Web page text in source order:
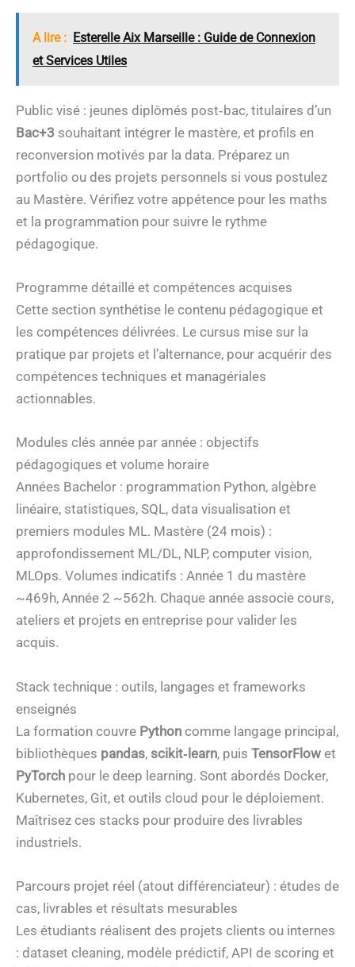
A lire : Esterelle Aix Marseille : Guide de Connexion
et Services Utiles
Public visé : jeunes diplômés post‑bac, titulaires d’un
Bac+3 souhaitant intégrer le mastère, et profils en
reconversion motivés par la data. Préparez un
portfolio ou des projets personnels si vous postulez
au Mastère. Vérifiez votre appétence pour les maths
et la programmation pour suivre le rythme
pédagogique.
Programme détaillé et compétences acquises
Cette section synthétise le contenu pédagogique et
les compétences délivrées. Le cursus mise sur la
pratique par projets et l’alternance, pour acquérir des
compétences techniques et managériales
actionnables.
Modules clés année par année : objectifs
pédagogiques et volume horaire
Années Bachelor : programmation Python, algèbre
linéaire, statistiques, SQL, data visualisation et
premiers modules ML. Mastère (24 mois) :
approfondissement ML/DL, NLP, computer vision,
MLOps. Volumes indicatifs : Année 1 du mastère
~469h, Année 2 ~562h. Chaque année associe cours,
ateliers et projets en entreprise pour valider les
acquis.
Stack technique : outils, langages et frameworks
enseignés
La formation couvre Python comme langage principal,
bibliothèques pandas, scikit‑learn, puis TensorFlow et
PyTorch pour le deep learning. Sont abordés Docker,
Kubernetes, Git, et outils cloud pour le déploiement.
Maîtrisez ces stacks pour produire des livrables
industriels.
Parcours projet réel (atout différenciateur) : études de
cas, livrables et résultats mesurables
Les étudiants réalisent des projets clients ou internes
: dataset cleaning, modèle prédictif, API de scoring et